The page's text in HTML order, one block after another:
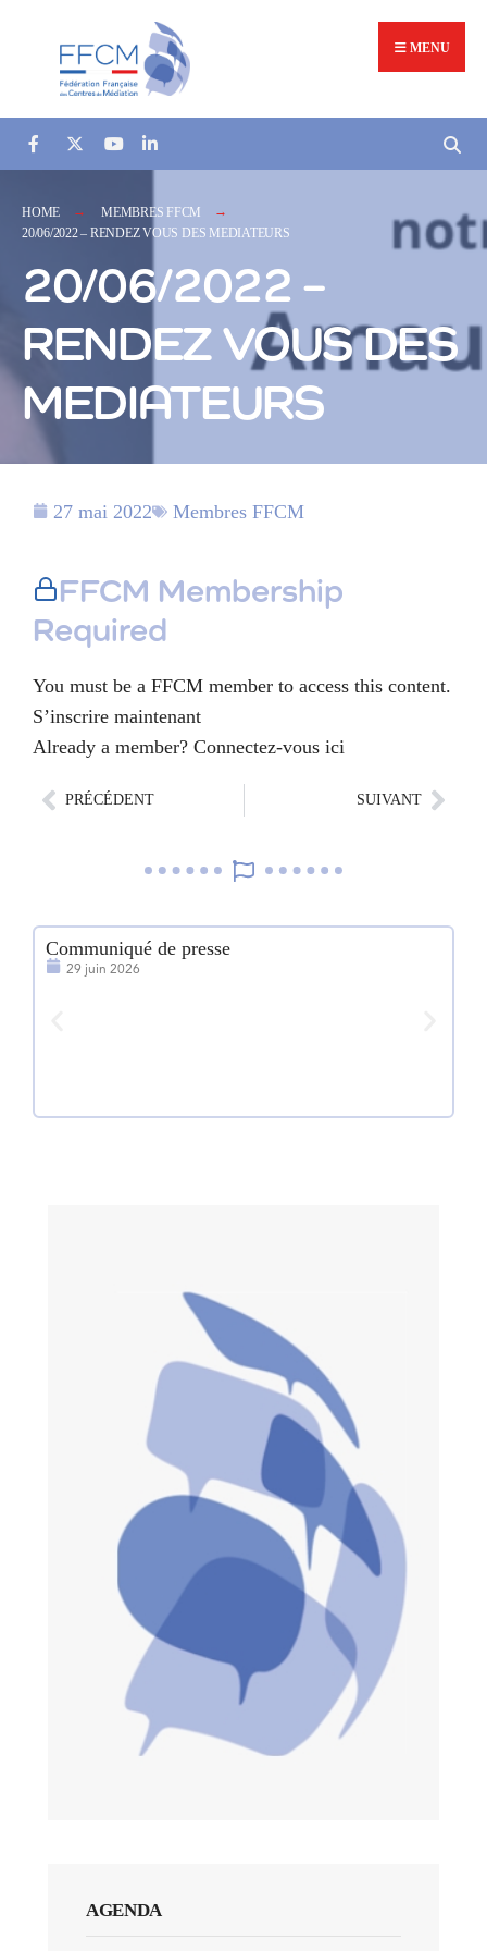
MENU
HOME
MEMBRES FFCM
20/06/2022 – RENDEZ VOUS DES MEDIATEURS
20/06/2022 –
RENDEZ VOUS DES
MEDIATEURS
27 mai 2022 Membres FFCM
FFCM Membership
Required
You must be a FFCM member to access this content.
S’inscrire maintenant
Already a member? Connectez-vous ici
PRÉCÉDENT SUIVANT
Communiqué de presse
29 juin 2026
AGENDA